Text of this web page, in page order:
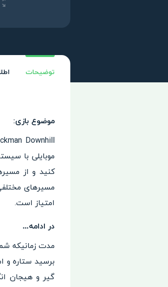
توضیحات
موضوع بازی:
کنید و از
مسیرهای
امتیاز است.
در ادامه…
گیر و هیجان